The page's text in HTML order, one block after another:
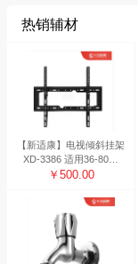
热销辅材
【新适康】电视倾斜挂架
XD-3386 适用36-80寸
（10副装）
￥500.00